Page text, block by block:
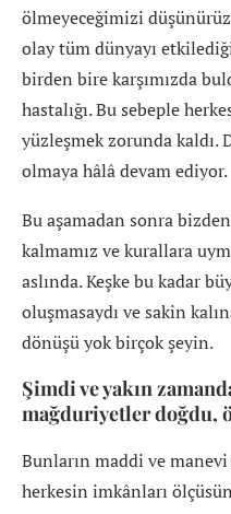
ölmeyeceğimizi
olay tüm dünyayı
birden bire karşımızda
hastalığı. Bu sebeple
yüzleşmek zorunda
olmaya hâlâ devam ediyor.
Bu aşamadan sonra
kalmamız ve kurallara
aslında. Keşke bu kadar
oluşmasaydı ve sakin
dönüşü yok birçok şeyin.
Şimdi ve yakın
mağduriyetler doğdu,
Bunların maddi ve
herkesin imkânları